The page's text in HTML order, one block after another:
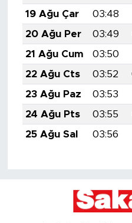
19 Ağu Çar
03:48
20 Ağu Per
03:49
21 Ağu Cum
03:50
22 Ağu Cts
03:52
23 Ağu Paz
03:53
24 Ağu Pts
03:55
25 Ağu Sal
03:56